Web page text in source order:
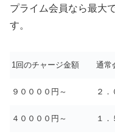
プライム会員なら最大
す。
1回のチャージ金額 通常
９００００円～ ２．
４００００円～ １．